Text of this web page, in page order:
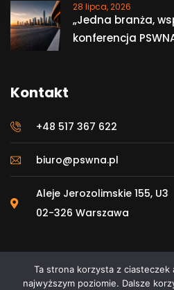
28 lipca, 2026
„Jedna branża,
konferencja
Kontakt
+48 517 367 622
biuro@pswna.pl
Aleje Jerozolimskie 155, U3
02-326 Warszawa
Ta strona korzysta z ciasteczek
najwyższym poziomie. Dalsze